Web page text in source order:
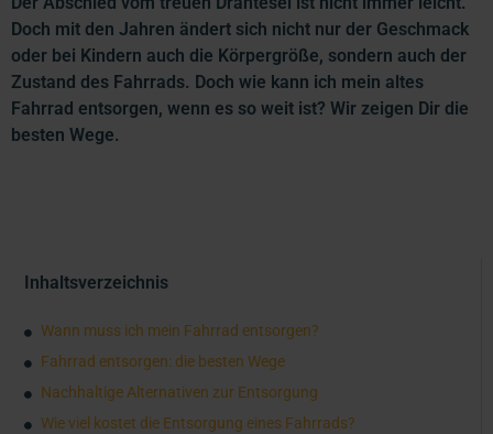
Doch mit den Jahren ändert sich nicht nur der Geschmack
oder bei Kindern auch die Körpergröße, sondern auch der
Zustand des Fahrrads. Doch wie kann ich mein altes
Fahrrad entsorgen, wenn es so weit ist? Wir zeigen Dir die
besten Wege.
Inhaltsverzeichnis
Wann muss ich mein Fahrrad entsorgen?
Fahrrad entsorgen: die besten Wege
Nachhaltige Alternativen zur Entsorgung
Wie viel kostet die Entsorgung eines Fahrrads?